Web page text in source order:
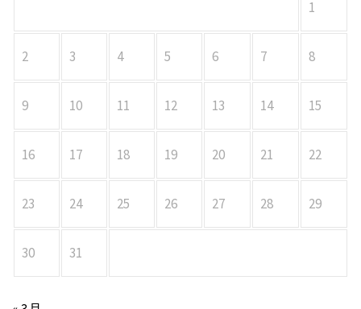
1
2 3 4 5 6 7 8
9 10 11 12 13 14 15
16 17 18 19 20 21 22
23 24 25 26 27 28 29
30 31